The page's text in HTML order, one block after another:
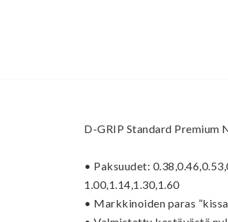
D-GRIP Standard
• Paksuudet:
1.00,1.14,1.30,1.60
• Markkinoiden paras